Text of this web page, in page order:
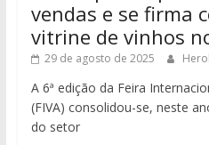
vendas e se firma
vitrine de vinhos
29 de agosto de 2025
A 6ª edição da Feira
(FIVA) consolidou-se, neste
do setor